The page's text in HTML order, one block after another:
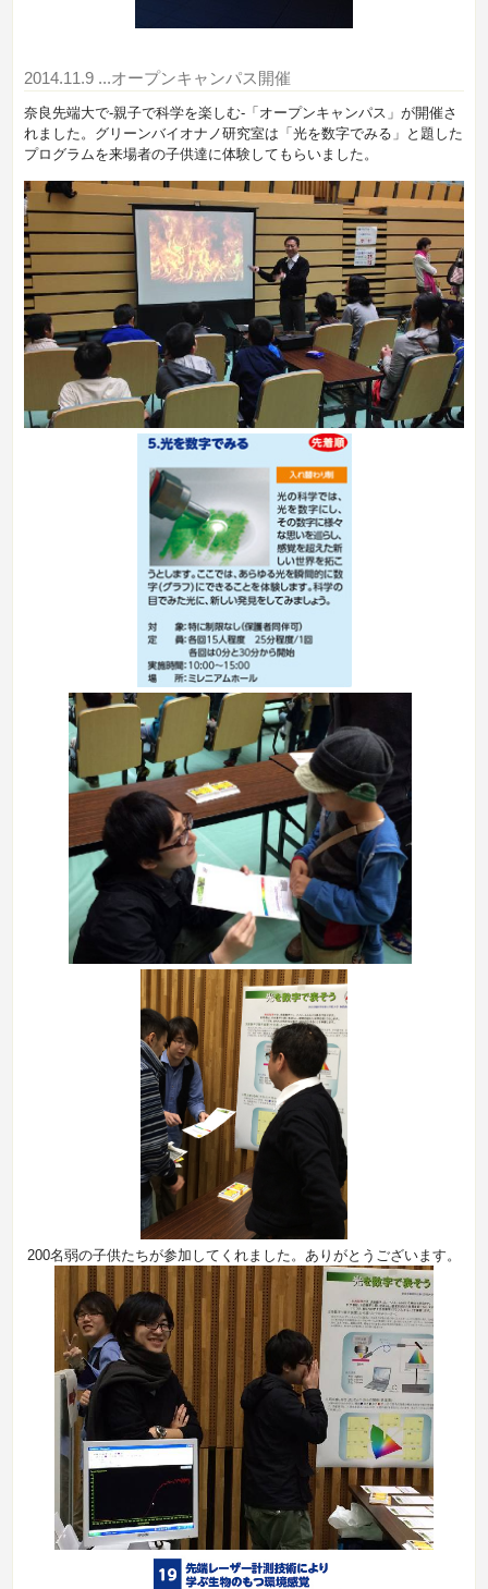
2014.11.9 ...オープンキャンパス開催
奈良先端大で-親子で科学を楽しむ-「オープンキャンパス」が開催さ
れました。グリーンバイオナノ研究室は「光を数字でみる」と題した
プログラムを来場者の子供達に体験してもらいました。
200名弱の子供たちが参加してくれました。ありがとうございます。